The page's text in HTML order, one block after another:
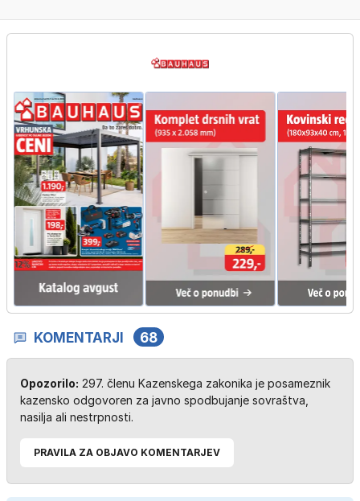
KOMENTARJI 68
Opozorilo: 297. členu Kazenskega zakonika je posameznik
kazensko odgovoren za javno spodbujanje sovraštva,
nasilja ali nestrpnosti.
PRAVILA ZA OBJAVO KOMENTARJEV